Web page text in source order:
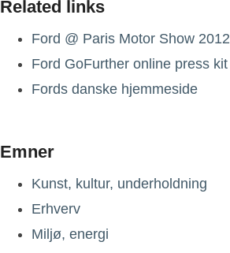
Related links
Ford @ Paris Motor Show 2012
Ford GoFurther online press kit
Fords danske hjemmeside
Emner
Kunst, kultur, underholdning
Erhverv
Miljø, energi